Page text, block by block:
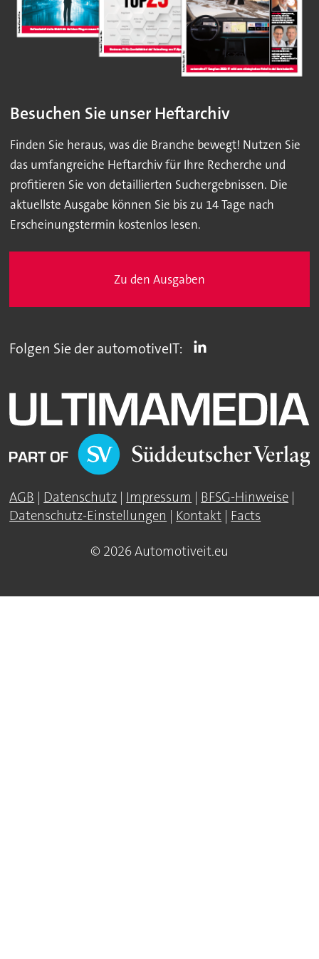
Besuchen Sie unser Heftarchiv
Finden Sie heraus, was die Branche bewegt! Nutzen Sie
das umfangreiche Heftarchiv für Ihre Recherche und
profitieren Sie von detaillierten Suchergebnissen. Die
aktuellste Ausgabe können Sie bis zu 14 Tage nach
Erscheinungstermin kostenlos lesen.
Zu den Ausgaben
Folgen Sie der automotiveIT:
AGB | Datenschutz | Impressum | BFSG-Hinweise |
Datenschutz-Einstellungen | Kontakt | Facts
© 2026 Automotiveit.eu